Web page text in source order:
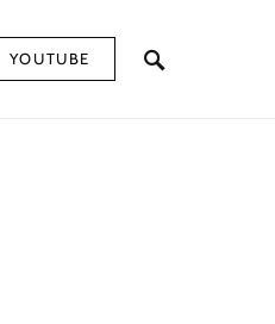
YOUTUBE